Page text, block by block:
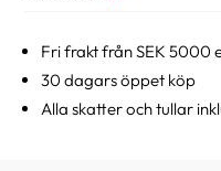
Fri frakt från SEK 5000
30 dagars öppet köp
Alla skatter och tullar